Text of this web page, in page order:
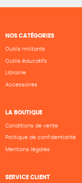
NOS CATÉGORIES
Outils militants
Outils éducatifs
Librairie
Accessoires
LA BOUTIQUE
Conditions de vente
Politique de confidentialité
Mentions légales
SERVICE CLIENT